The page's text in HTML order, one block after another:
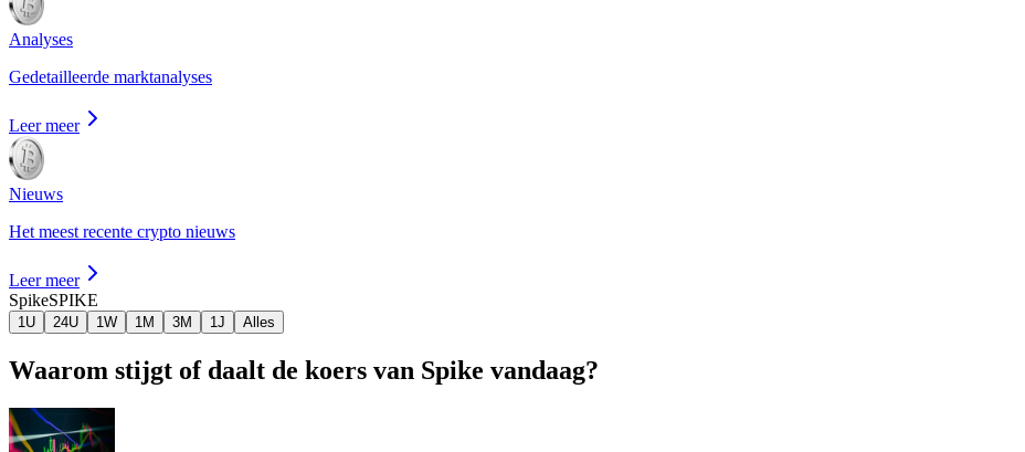
Analyses
Gedetailleerde marktanalyses
Leer meer
Nieuws
Het meest recente crypto nieuws
Leer meer
SpikeSPIKE
1U 24U 1W 1M 3M 1J Alles
Waarom stijgt of daalt de koers van Spike vandaag?